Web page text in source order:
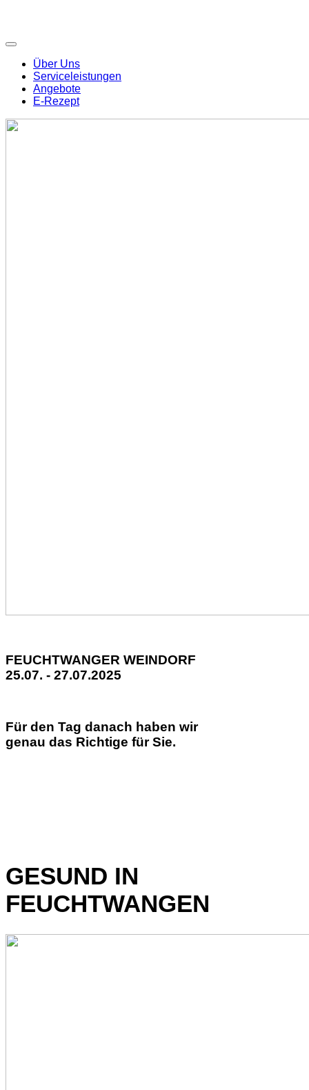
Über Uns
Serviceleistungen
Angebote
E-Rezept
FEUCHTWANGER WEINDORF
25.07. - 27.07.2025
Für den Tag danach haben wir
genau das Richtige für Sie.
GESUND IN
FEUCHTWANGEN